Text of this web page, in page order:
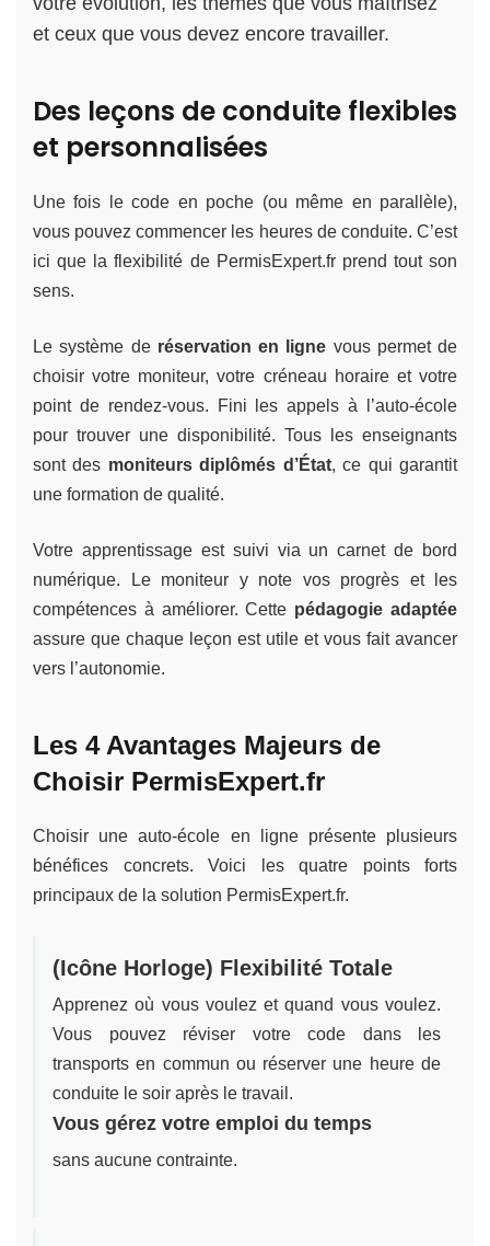
et ceux que vous devez encore travailler.
Des leçons de conduite flexibles
et personnalisées
Une fois le code en poche (ou même en parallèle),
vous pouvez commencer les heures de conduite. C’est
ici que la flexibilité de PermisExpert.fr prend tout son
sens.
Le système de réservation en ligne vous permet de
choisir votre moniteur, votre créneau horaire et votre
point de rendez-vous. Fini les appels à l’auto-école
pour trouver une disponibilité. Tous les enseignants
sont des moniteurs diplômés d’État, ce qui garantit
une formation de qualité.
Votre apprentissage est suivi via un carnet de bord
numérique. Le moniteur y note vos progrès et les
compétences à améliorer. Cette pédagogie adaptée
assure que chaque leçon est utile et vous fait avancer
vers l’autonomie.
Les 4 Avantages Majeurs de
Choisir PermisExpert.fr
Choisir une auto-école en ligne présente plusieurs
bénéfices concrets. Voici les quatre points forts
principaux de la solution PermisExpert.fr.
(Icône Horloge) Flexibilité Totale
Apprenez où vous voulez et quand vous voulez.
Vous pouvez réviser votre code dans les
transports en commun ou réserver une heure de
conduite le soir après le travail.
Vous gérez votre emploi du temps
sans aucune contrainte.